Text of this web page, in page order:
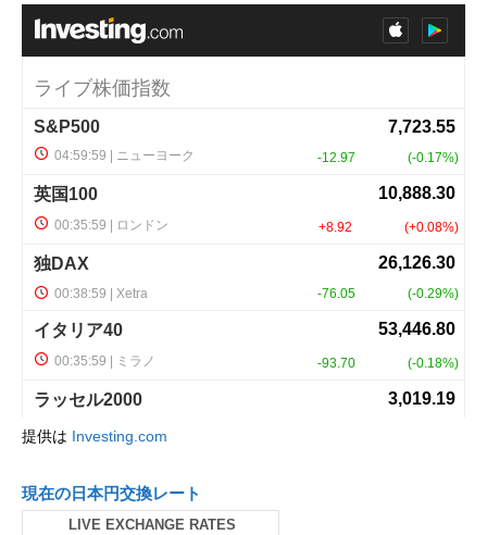
提供は Investing.com
現在の日本円交換レート
LIVE EXCHANGE RATES